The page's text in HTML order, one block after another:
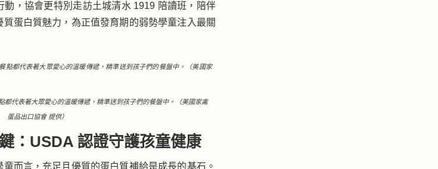
，協會更特別走訪土城清水 1919 陪讀班，陪伴
蛋白質魅力，為正值發育期的弱勢學童注入最關
都代表著大眾愛心的溫暖傳遞，精準送到孩子們的餐盤中。（美國家禽
蛋品出口協會 提供）
：USDA 認證守護孩童健康
而言，充足且優質的蛋白質補給是成長的基石。